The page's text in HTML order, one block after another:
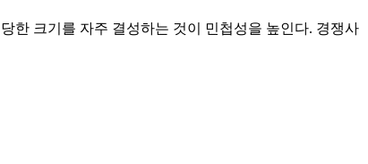
한 크기를 자주 결성하는 것이 민첩성을 높인다. 경쟁사